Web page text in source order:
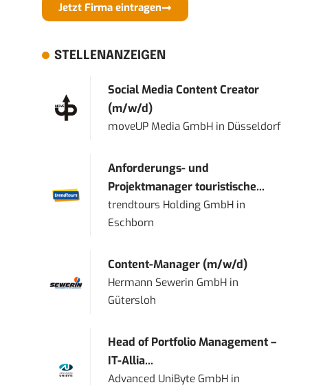
Jetzt Firma eintragen
STELLENANZEIGEN
Social Media Content Creator
(m/w/d)
moveUP Media GmbH in Düsseldorf
Anforderungs- und
Projektmanager touristische...
trendtours Holding GmbH in
Eschborn
Content-Manager (m/w/d)
Hermann Sewerin GmbH in
Gütersloh
Head of Portfolio Management –
IT-Allia...
Advanced UniByte GmbH in